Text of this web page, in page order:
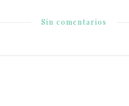
Sin comentarios